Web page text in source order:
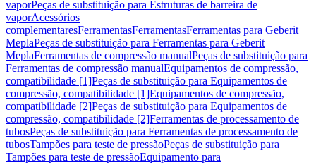
vaporPeças de substituição para Estruturas de barreira de
vaporAcessórios
complementaresFerramentasFerramentasFerramentas para Geberit
MeplaPeças de substituição para Ferramentas para Geberit
MeplaFerramentas de compressão manualPeças de substituição para
Ferramentas de compressão manualEquipamentos de compressão,
compatibilidade [1]Peças de substituição para Equipamentos de
compressão, compatibilidade [1]Equipamentos de compressão,
compatibilidade [2]Peças de substituição para Equipamentos de
compressão, compatibilidade [2]Ferramentas de processamento de
tubosPeças de substituição para Ferramentas de processamento de
tubosTampões para teste de pressãoPeças de substituição para
Tampões para teste de pressãoEquipamento para